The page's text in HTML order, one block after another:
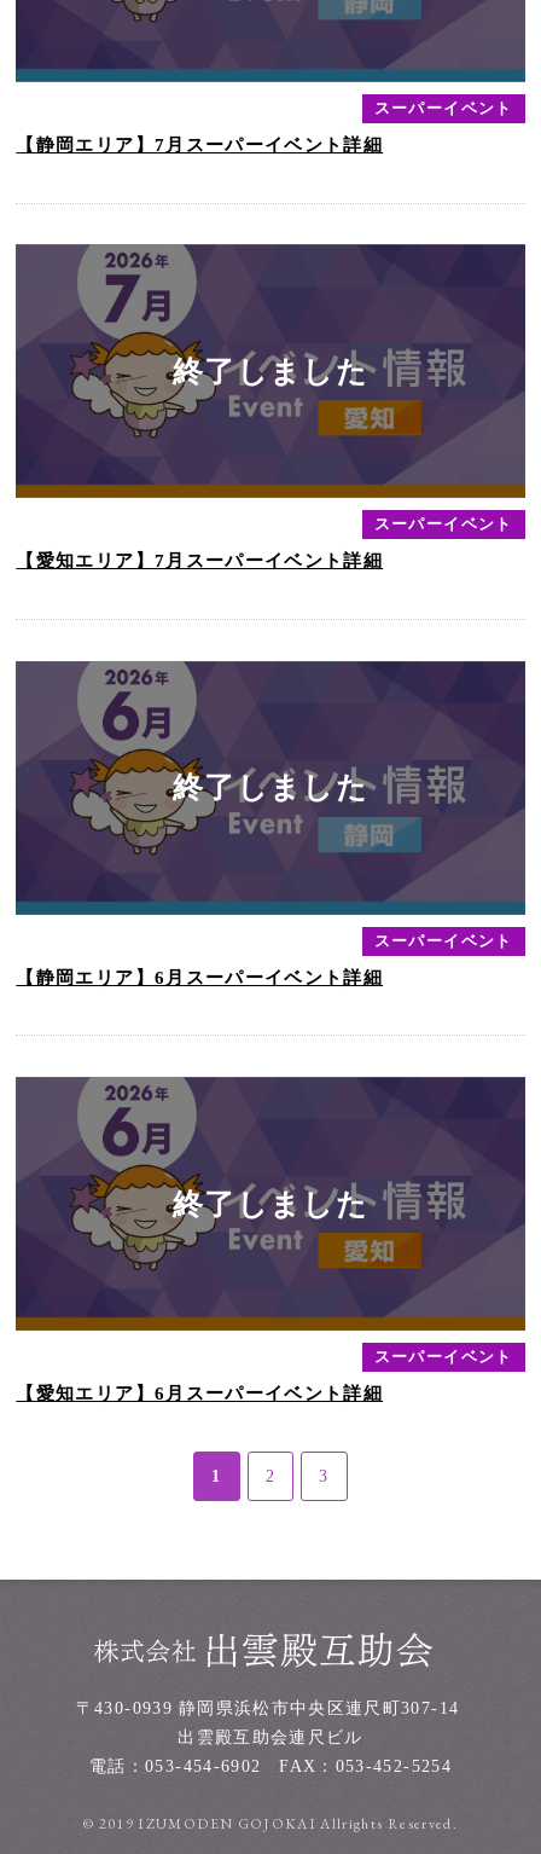
スーパーイベント
【静岡エリア】7月スーパーイベント詳細
スーパーイベント
【愛知エリア】7月スーパーイベント詳細
スーパーイベント
【静岡エリア】6月スーパーイベント詳細
スーパーイベント
【愛知エリア】6月スーパーイベント詳細
1 2 3
〒430-0939 静岡県浜松市中央区連尺町307-14
出雲殿互助会連尺ビル
電話：053-454-6902 FAX：053-452-5254
© 2019 IZUMODEN GOJOKAI Allrights Reserved.